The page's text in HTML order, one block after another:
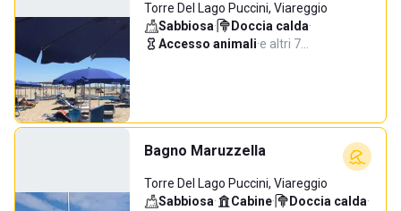
Torre Del Lago Puccini, Viareggio
Sabbiosa· Doccia calda·
Accesso animali·e altri 7…
Bagno Maruzzella
Torre Del Lago Puccini, Viareggio
Sabbiosa· Cabine· Doccia calda·